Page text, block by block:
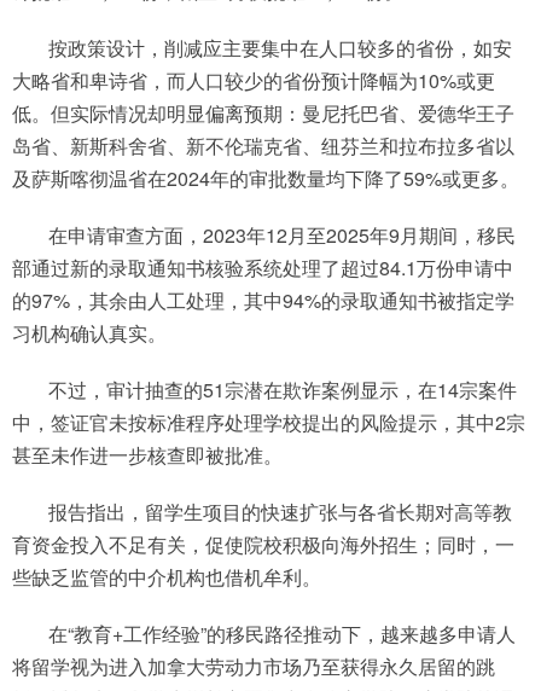
按政策设计，削减应主要集中在人口较多的省份，如安
大略省和卑诗省，而人口较少的省份预计降幅为10%或更
低。但实际情况却明显偏离预期：曼尼托巴省、爱德华王子
岛省、新斯科舍省、新不伦瑞克省、纽芬兰和拉布拉多省以
及萨斯喀彻温省在2024年的审批数量均下降了59%或更多。
在申请审查方面，2023年12月至2025年9月期间，移民
部通过新的录取通知书核验系统处理了超过84.1万份申请中
的97%，其余由人工处理，其中94%的录取通知书被指定学
习机构确认真实。
不过，审计抽查的51宗潜在欺诈案例显示，在14宗案件
中，签证官未按标准程序处理学校提出的风险提示，其中2宗
甚至未作进一步核查即被批准。
报告指出，留学生项目的快速扩张与各省长期对高等教
育资金投入不足有关，促使院校积极向海外招生；同时，一
些缺乏监管的中介机构也借机牟利。
在“教育+工作经验”的移民路径推动下，越来越多申请人
将留学视为进入加拿大劳动力市场乃至获得永久居留的跳